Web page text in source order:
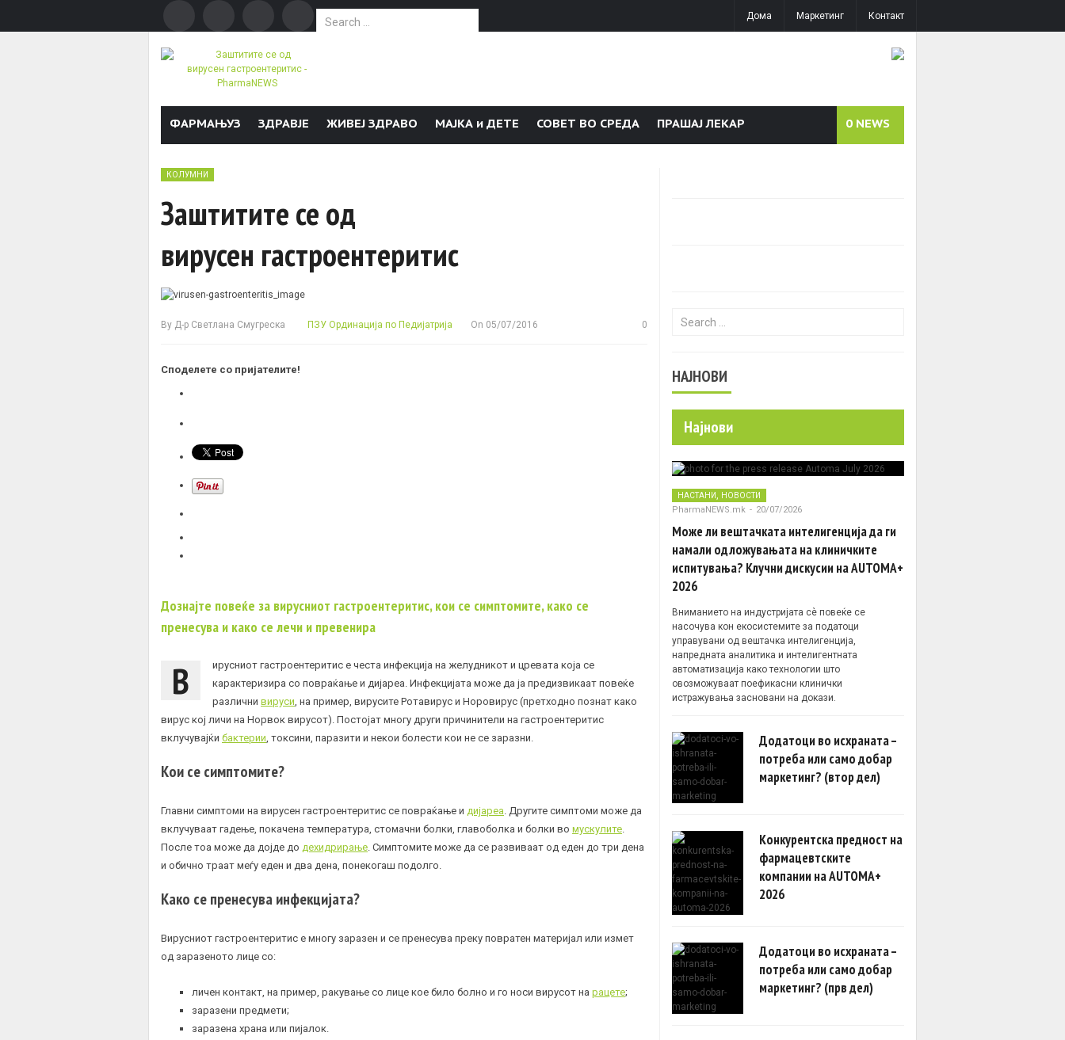
Search for:
Дома Маркетинг Контакт
ФАРМАЊУЗ ЗДРАВЈЕ ЖИВЕЈ ЗДРАВО МАЈКА и ДЕТЕ СОВЕТ ВО СРЕДА ПРАШАЈ ЛЕКАР 0 NEWS
КОЛУМНИ
Заштитите се од
вирусен гастроентеритис
By Д-р Светлана Смугреска ПЗУ Ординација по Педијатрија On 05/07/2016 0
Споделете со пријателите!
Дознајте повеќе за вирусниот гастроентеритис, кои се симптомите, како се
пренесува и како се лечи и превенира
В
ирусниот гастроентеритис е честа инфекција на желудникот и цревата која се
карактеризира со повраќање и дијареа. Инфекцијата може да ја предизвикаат повеќе
различни вируси , на пример, вирусите Ротавирус и Норовирус (претходно познат како
вирус кој личи на Норвок вирусот). Постојат многу други причинители на гастроентеритис
вклучувајќи бактерии , токсини, паразити и некои болести кои не се заразни.
Кои се симптомите?
Главни симптоми на вирусен гастроентеритис се повраќање и дијареа . Другите симптоми може да
вклучуваат гадење, покачена температура, стомачни болки, главоболка и болки во мускулите
После тоа може да дојде до дехидрирање . Симптомите може да се развиваат од еден до три дена
и обично траат меѓу еден и два дена, понекогаш подолго.
Како се пренесува инфекцијата?
Вирусниот гастроентеритис е многу заразен и се пренесува преку повратен материјал или измет
од заразеното лице со:
личен контакт, на пример, ракување со лице кое било болно и го носи вирусот на рацете;
заразени предмети;
заразена храна или пијалок.
Search for:
НАЈНОВИ
Најнови
НАСТАНИ , НОВОСТИ
PharmaNEWS.mk - 20/07/2026
Може ли вештачката интелигенција да ги
намали одложувањата на клиничките
испитувања? Клучни дискусии на AUTOMA+
2026
Вниманието на индустријата сè повеќе се
насочува кон екосистемите за податоци
управувани од вештачка интелигенција,
напредната аналитика и интелигентната
автоматизација како технологии што
овозможуваат поефикасни клинички
истражувања засновани на докази.
Додатоци во исхраната –
потреба или само добар
маркетинг? (втор дел)
Конкурентска предност на
фармацевтските
компании на AUTOMA+
2026
Додатоци во исхраната –
потреба или само добар
маркетинг? (прв дел)